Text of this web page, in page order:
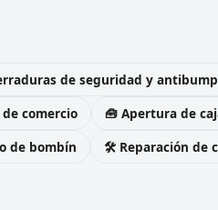
de seguridad y
comercio
🧰 Apertura de
de bombín
🛠️ Reparación de